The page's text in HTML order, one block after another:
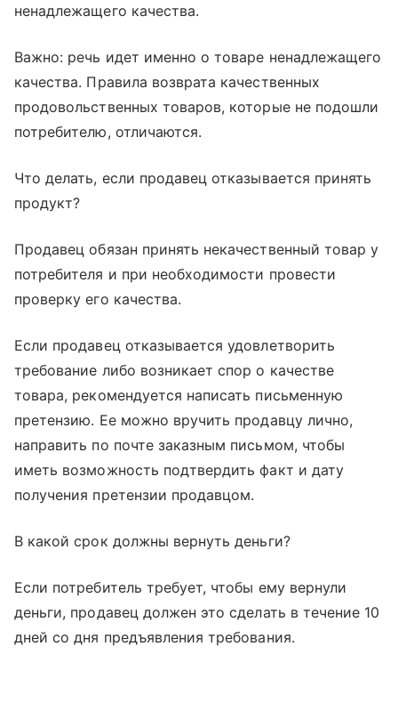
ненадлежащего качества.
Важно: речь идет именно о товаре ненадлежащего
качества. Правила возврата качественных
продовольственных товаров, которые не подошли
потребителю, отличаются.
Что делать, если продавец отказывается принять
продукт?
Продавец обязан принять некачественный товар у
потребителя и при необходимости провести
проверку его качества.
Если продавец отказывается удовлетворить
требование либо возникает спор о качестве
товара, рекомендуется написать письменную
претензию. Ее можно вручить продавцу лично,
направить по почте заказным письмом, чтобы
иметь возможность подтвердить факт и дату
получения претензии продавцом.
В какой срок должны вернуть деньги?
Если потребитель требует, чтобы ему вернули
деньги, продавец должен это сделать в течение 10
дней со дня предъявления требования.